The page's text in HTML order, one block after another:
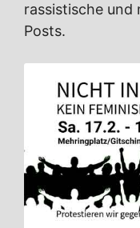
rassistische und
Posts.